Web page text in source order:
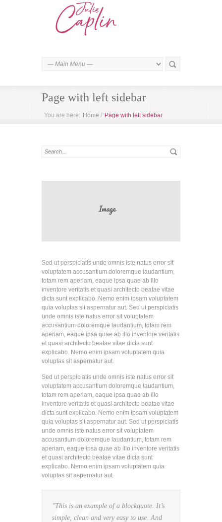
Page with left sidebar
You are here: Home / Page with left sidebar
Sed ut perspiciatis unde omnis iste natus error sit
voluptatem accusantium doloremque laudantium,
totam rem aperiam, eaque ipsa quae ab illo
inventore veritatis et quasi architecto beatae vitae
dicta sunt explicabo. Nemo enim ipsam voluptatem
quia voluptas sit aspernatur aut. Sed ut perspiciatis
unde omnis iste natus error sit voluptatem
accusantium doloremque laudantium, totam rem
aperiam, eaque ipsa quae ab illo inventore veritatis
et quasi architecto beatae vitae dicta sunt
explicabo. Nemo enim ipsam voluptatem quia
voluptas sit aspernatur aut.
Sed ut perspiciatis unde omnis iste natus error sit
voluptatem accusantium doloremque laudantium,
totam rem aperiam, eaque ipsa quae ab illo
inventore veritatis et quasi architecto beatae vitae
dicta sunt explicabo. Nemo enim ipsam voluptatem
quia voluptas sit aspernatur aut. Sed ut perspiciatis
unde omnis iste natus error sit voluptatem
accusantium doloremque laudantium, totam rem
aperiam, eaque ipsa quae ab illo inventore veritatis
et quasi architecto beatae vitae dicta sunt
explicabo. Nemo enim ipsam voluptatem quia
voluptas sit aspernatur aut.
"This is an example of a blockquote. It’s
simple, clean and very easy to use. And